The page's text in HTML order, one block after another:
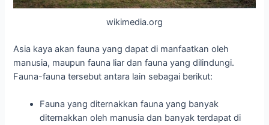
wikimedia.org
Asia kaya akan fauna yang dapat di manfaatkan oleh
manusia, maupun fauna liar dan fauna yang dilindungi.
Fauna-fauna tersebut antara lain sebagai berikut:
Fauna yang diternakkan fauna yang banyak
diternakkan oleh manusia dan banyak terdapat di